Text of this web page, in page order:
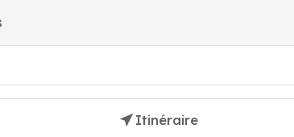
Itinéraire